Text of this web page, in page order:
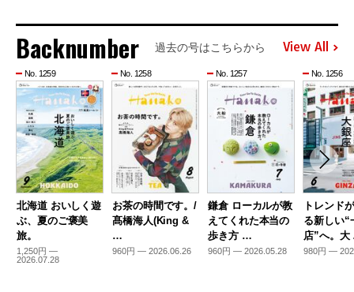
Backnumber 過去の号はこちらから View All
No. 1259
北海道 おいしく遊
ぶ、夏のご褒美
旅。
1,250円 —
2026.07.28
No. 1258
お茶の時間です。/
髙橋海人(King &
…
960円 — 2026.06.26
No. 1257
鎌倉 ローカルが教
えてくれた本当の
歩き方 …
960円 — 2026.05.28
No. 1256
トレンド
る新しい“
店”へ。
980円 —